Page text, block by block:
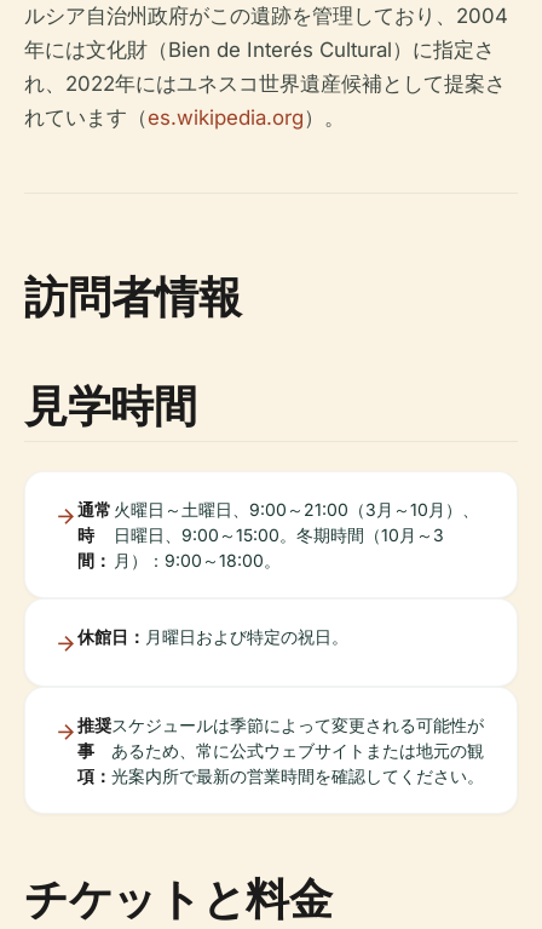
ルシア自治州政府がこの遺跡を管理しており、2004
年には文化財（Bien de Interés Cultural）に指定さ
れ、2022年にはユネスコ世界遺産候補として提案さ
れています（es.wikipedia.org）。
訪問者情報
見学時間
通常
時
間：
火曜日～土曜日、9:00～21:00（3月～10月）、
日曜日、9:00～15:00。冬期時間（10月～3
月）：9:00～18:00。
休館日： 月曜日および特定の祝日。
推奨
事
項：
スケジュールは季節によって変更される可能性が
あるため、常に公式ウェブサイトまたは地元の観
光案内所で最新の営業時間を確認してください。
チケットと料金